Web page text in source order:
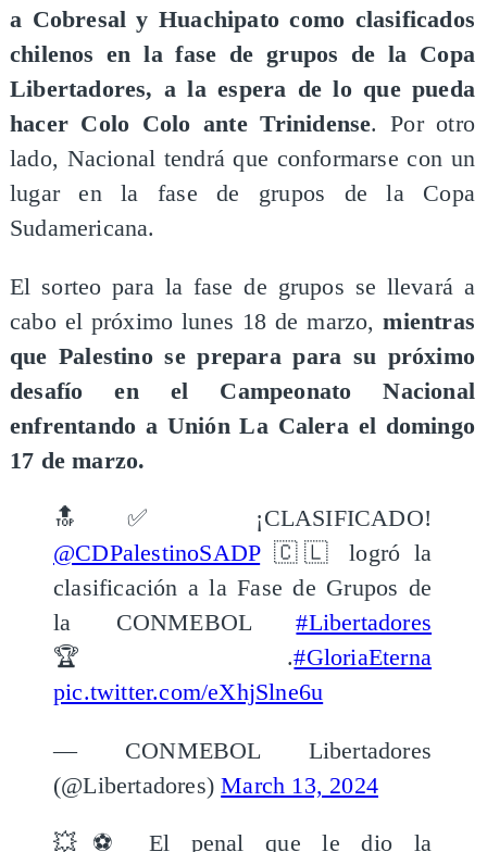
a Cobresal y Huachipato como clasificados
chilenos en la fase de grupos de la Copa
Libertadores, a la espera de lo que pueda
hacer Colo Colo ante Trinidense. Por otro
lado, Nacional tendrá que conformarse con un
lugar en la fase de grupos de la Copa
Sudamericana.
El sorteo para la fase de grupos se llevará a
cabo el próximo lunes 18 de marzo, mientras
que Palestino se prepara para su próximo
desafío en el Campeonato Nacional
enfrentando a Unión La Calera el domingo
17 de marzo.
🔝✅ ¡CLASIFICADO!
@CDPalestinoSADP🇨🇱 logró la
clasificación a la Fase de Grupos de
la CONMEBOL#Libertadores
🏆.#GloriaEterna
pic.twitter.com/eXhjSlne6u
— CONMEBOL Libertadores
(@Libertadores)March 13, 2024
💥⚽️ El penal que le dio la